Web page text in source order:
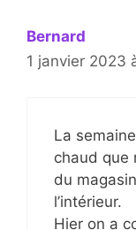
Bernard
1 janvier 2023
La
chaud que
du
l’intérieur.
Hier on a